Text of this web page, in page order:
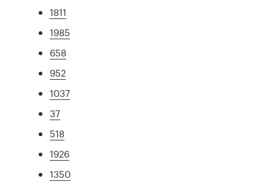
1811
1985
658
952
1037
37
518
1926
1350